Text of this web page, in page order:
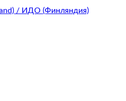
/ ИДО (Финляндия)